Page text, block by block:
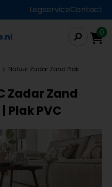
LegserviceContact
0
Natuur Zadar Zand Plak
Zadar Zand
Plak PVC